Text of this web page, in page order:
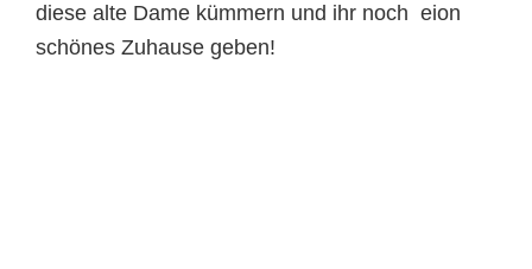
diese alte Dame kümmern und ihr noch eion
schönes Zuhause geben!